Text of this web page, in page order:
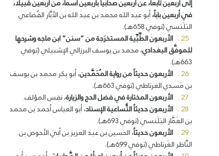
إلى أربعين تابعاً، عن أربعين صحابياً بأربعين اسماً، من أربعين قبيلاً،
في أربعين باباً،أبو عبد الله محمد بن عبد الله بن الأبَّار القُضاعي
البَلَنسي (توفي 658هـ).
الأربعون الطِّبِّية المستخرَجة من “سنن” ابن ماجه وشرحها
للموفَّق البغدادي، محمد بن يوسف البرزالي الإشبيلي (توفي
663هـ).
الأربعون حديثاً من رواية المُحَمَّدين، أبو بكر محمد بن يوسف
بن مَسدي الغرناطي (توفي 663هـ).
الأربعون المختارة في فضل الحج والزيارة، نفس المؤلف.
الأربعون حديثاً التُّساعية الإسناد، أبو العباس أحمد بن محمد
بن الغَمَّاز البَلَنسي (توفي 693هـ).
الأربعون حديثاً، الحسين بن عبد العزيز بن أبي الأحوص بن
النَّاظر الغَرناطي (توفي 699هـ).